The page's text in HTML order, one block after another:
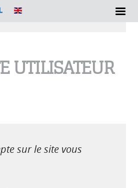
UTILISATEUR
sur le site vous